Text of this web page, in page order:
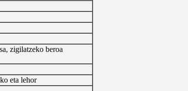
zigilatzeko beroa
eta lehor